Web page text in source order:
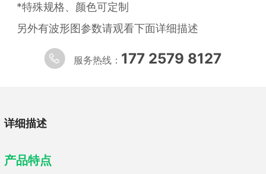
*特殊规格、颜色可定制
另外有波形图参数请观看下面详细描述
服务热线： 177 2579 8127
详细描述
产品特点